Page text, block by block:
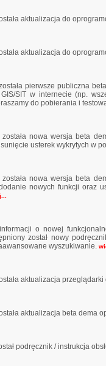
aktualizacja do
aktualizacja do
pierwsze publiczna
SIT w internecie (np.
do pobierania i
nowa wersja beta
usterek wykrytych w
nowa wersja beta
nowych funkcji oraz
o nowej
został nowy
wyszukiwanie.
aktualizacja przeglądarki
aktualizacja beta dema
podręcznik / instrukcja